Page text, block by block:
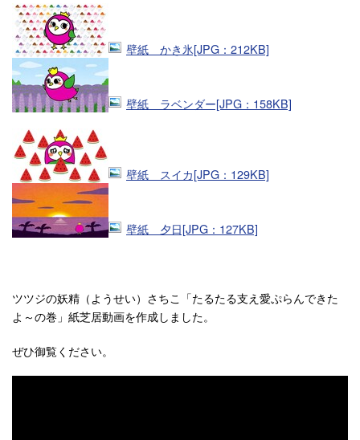
壁紙 かき氷[JPG：212KB]
壁紙 ラベンダー[JPG：158KB]
壁紙 スイカ[JPG：129KB]
壁紙 夕日[JPG：127KB]
ツツジの妖精（ようせい）さちこ「たるたる支え愛ぷらんできた
よ～の巻」紙芝居動画を作成しました。
ぜひ御覧ください。